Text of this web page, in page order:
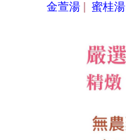
金萱湯
蜜桂湯